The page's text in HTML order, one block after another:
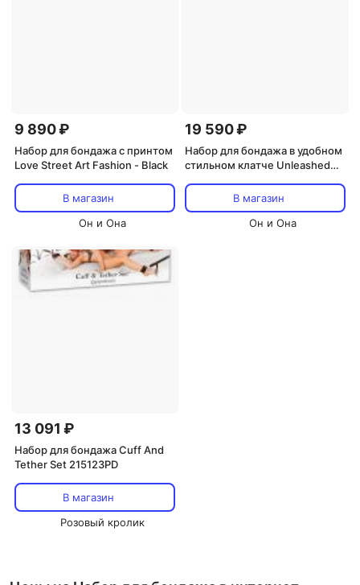
9 890 ₽
Набор для бондажа с принтом
Love Street Art Fashion - Black
В магазин
Он и Она
19 590 ₽
Набор для бондажа в удобном
стильном клатче Unleashed
В магазин
Он и Она
13 091 ₽
Набор для бондажа Cuff And
Tether Set 215123PD
В магазин
Розовый кролик